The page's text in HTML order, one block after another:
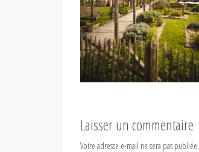
Laisser un commentaire
Votre adresse e-mail ne sera pas publiée.